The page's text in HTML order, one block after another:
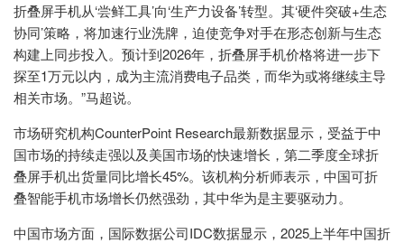
折叠屏手机从‘尝鲜工具’向‘生产力设备’转型。其‘硬件突破+生态
协同’策略，将加速行业洗牌，迫使竞争对手在形态创新与生态
构建上同步投入。预计到2026年，折叠屏手机价格将进一步下
探至1万元以内，成为主流消费电子品类，而华为或将继续主导
相关市场。”马超说。
市场研究机构CounterPoint Research最新数据显示，受益于中
国市场的持续走强以及美国市场的快速增长，第二季度全球折
叠屏手机出货量同比增长45%。该机构分析师表示，中国可折
叠智能手机市场增长仍然强劲，其中华为是主要驱动力。
中国市场方面，国际数据公司IDC数据显示，2025上半年中国折